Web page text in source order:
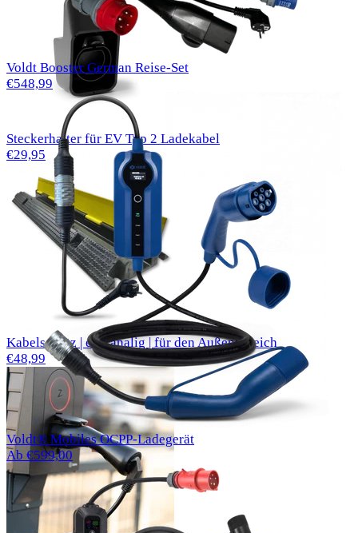
Steckerhalter für EV Typ 2 Ladekabel
€29,95
Kabelschutz | einkanalig | für den Außenbereich
€48,99
Voldt Booster German Reise-Set
€548,99
Voldt® Mobiles OCPP-Ladegerät
Ab €599,00